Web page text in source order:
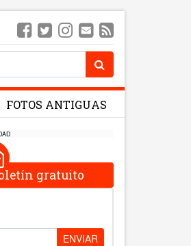
FOTOS ANTIGUAS
gratuito
ENVIAR